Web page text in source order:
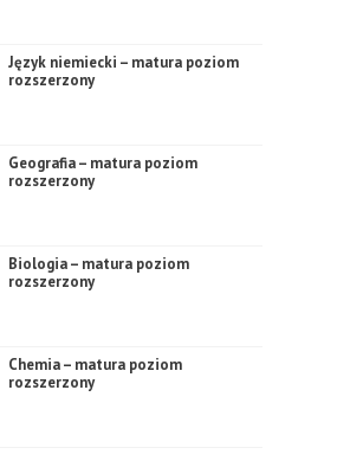
Język niemiecki – matura poziom
rozszerzony
Geografia – matura poziom
rozszerzony
Biologia – matura poziom
rozszerzony
Chemia – matura poziom
rozszerzony